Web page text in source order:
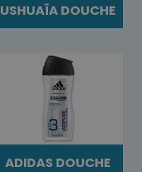
USHUAÏA DOUCHE
ADIDAS DOUCHE